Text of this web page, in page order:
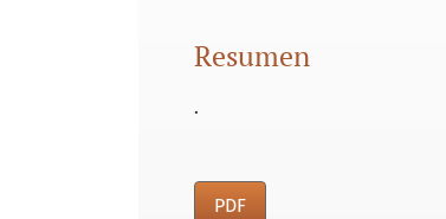
Resumen
.
PDF